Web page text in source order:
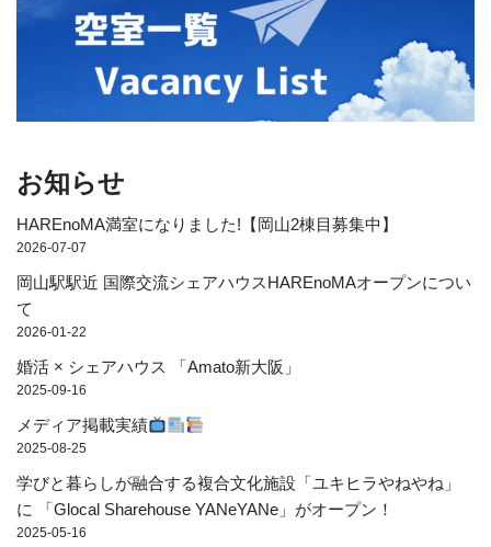
お知らせ
HAREnoMA満室になりました!【岡山2棟目募集中】
2026-07-07
岡山駅駅近 国際交流シェアハウスHAREnoMAオープンについ
て
2026-01-22
婚活 × シェアハウス 「Amato新大阪」
2025-09-16
メディア掲載実績
2025-08-25
学びと暮らしが融合する複合文化施設「ユキヒラやねやね」
に 「Glocal Sharehouse YANeYANe」がオープン！
2025-05-16